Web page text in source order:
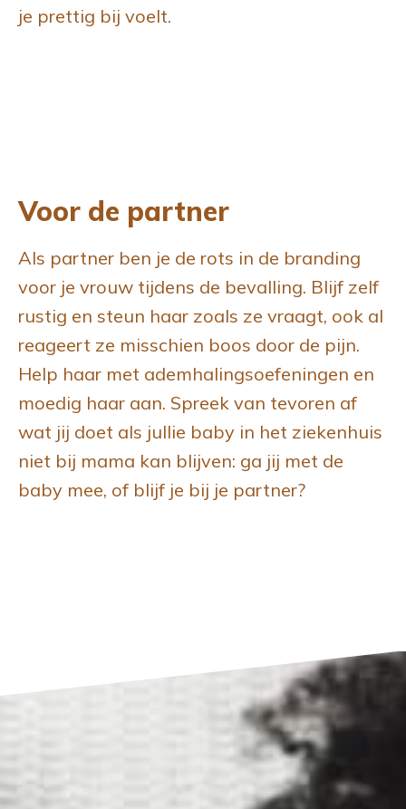
je prettig bij voelt.
Voor de partner
Als partner ben je de rots in de branding
voor je vrouw tijdens de bevalling. Blijf zelf
rustig en steun haar zoals ze vraagt, ook al
reageert ze misschien boos door de pijn.
Help haar met ademhalingsoefeningen en
moedig haar aan. Spreek van tevoren af
wat jij doet als jullie baby in het ziekenhuis
niet bij mama kan blijven: ga jij met de
baby mee, of blijf je bij je partner?